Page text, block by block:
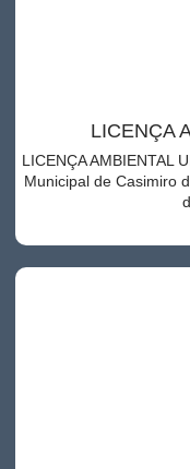
LICENÇA
LICENÇA AMBIENTAL
Municipal de Casimiro